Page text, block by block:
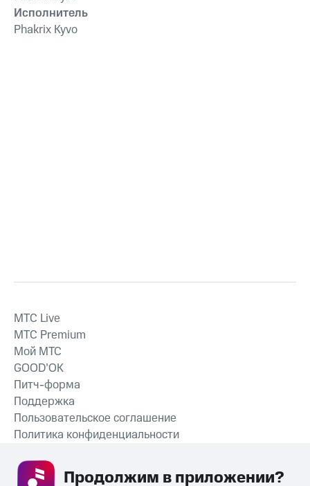
Исполнитель
Phakrix Kyvo
СКАЧАТЬ ПРИЛОЖЕНИЕ
MTС Live
MTС Premium
Мой МТС
GOOD’OK
Питч-форма
Поддержка
Пользовательское соглашение
Политика конфиденциальности